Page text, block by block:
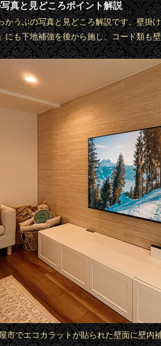
真と見どころポイント解説
かうぶの写真と見どころ解説です。壁掛
にも下地補強を後から施し、コード類も
市でエコカラットが貼られた壁面に壁内